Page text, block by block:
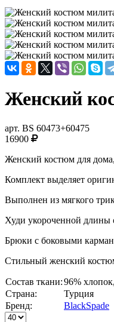
Женский
арт. BS 60473+60475
16900
Женский костюм для
Комплект выделяет
Выполнен из мягкого
Худи укороченной длины
Брюки с боковыми
Стильный женский
Состав ткани:96%
Страна:
Турция
Бренд:
BlackSpade